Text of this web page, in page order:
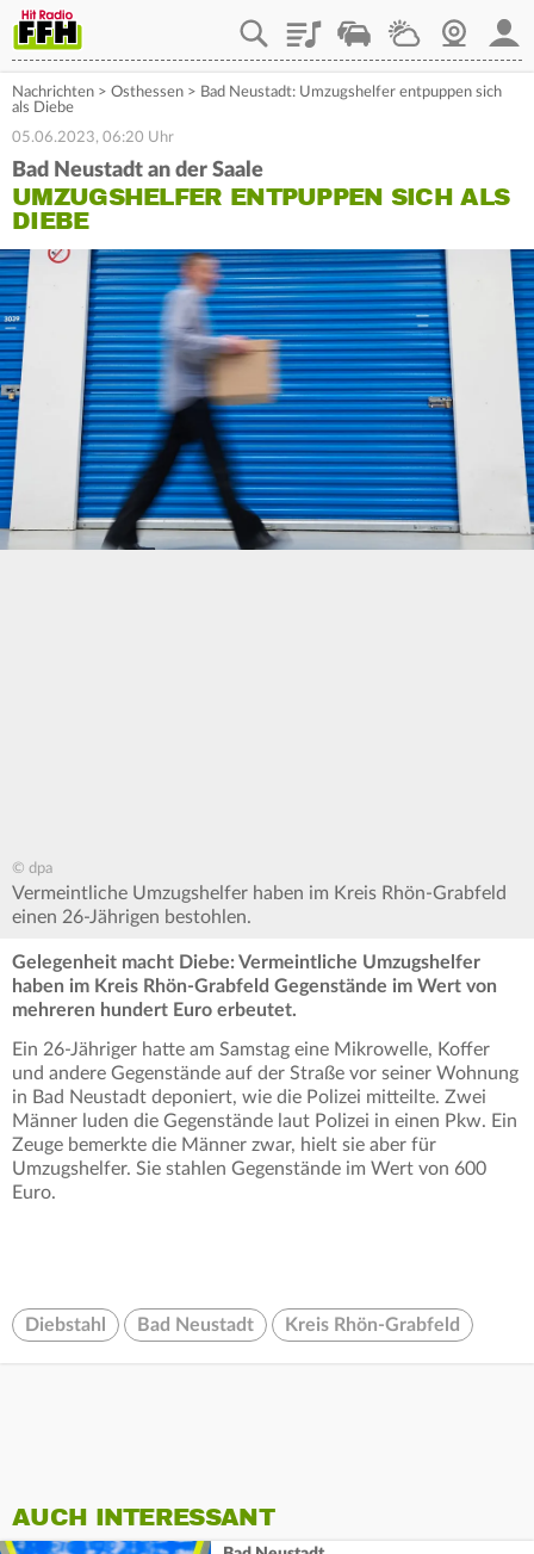
PlaylistStaupilotWetterWebcam
Nachrichten > Osthessen > Bad Neustadt: Umzugshelfer entpuppen sich
als Diebe
05.06.2023, 06:20 Uhr
Bad Neustadt an der Saale
UMZUGSHELFER ENTPUPPEN SICH ALS
DIEBE
© dpa
Vermeintliche Umzugshelfer haben im Kreis Rhön-Grabfeld
einen 26-Jährigen bestohlen.
Gelegenheit macht Diebe: Vermeintliche Umzugshelfer
haben im Kreis Rhön-Grabfeld Gegenstände im Wert von
mehreren hundert Euro erbeutet.
Ein 26-Jähriger hatte am Samstag eine Mikrowelle, Koffer
und andere Gegenstände auf der Straße vor seiner Wohnung
in Bad Neustadt deponiert, wie die Polizei mitteilte. Zwei
Männer luden die Gegenstände laut Polizei in einen Pkw. Ein
Zeuge bemerkte die Männer zwar, hielt sie aber für
Umzugshelfer. Sie stahlen Gegenstände im Wert von 600
Euro.
Diebstahl Bad Neustadt Kreis Rhön-Grabfeld
AUCH INTERESSANT